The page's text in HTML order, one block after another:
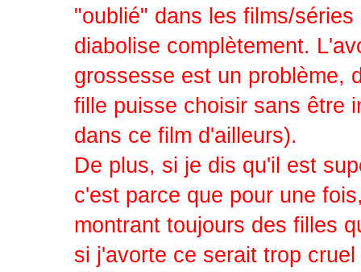
"oublié" dans les films/
diabolise complètement.
grossesse est un problème,
fille puisse choisir sans être
dans ce film d'ailleurs).
De plus, si je dis qu'il est
c'est parce que pour une
montrant toujours des filles
si j'avorte ce serait trop